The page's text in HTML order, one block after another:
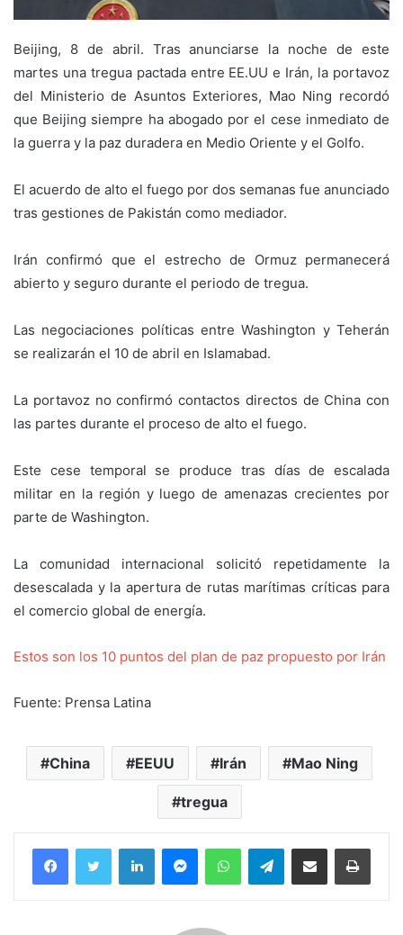
Beijing, 8 de abril. Tras anunciarse la noche de este
martes una tregua pactada entre EE.UU e Irán, la portavoz
del Ministerio de Asuntos Exteriores, Mao Ning recordó
que Beijing siempre ha abogado por el cese inmediato de
la guerra y la paz duradera en Medio Oriente y el Golfo.
‎El acuerdo de alto el fuego por dos semanas fue anunciado
tras gestiones de Pakistán como mediador.
‎Irán confirmó que el estrecho de Ormuz permanecerá
abierto y seguro durante el periodo de tregua.
‎Las negociaciones políticas entre Washington y Teherán
se realizarán el 10 de abril en Islamabad.
‎La portavoz no confirmó contactos directos de China con
las partes durante el proceso de alto el fuego.
‎Este cese temporal se produce tras días de escalada
militar en la región y luego de amenazas crecientes por
parte de Washington.
‎La comunidad internacional solicitó repetidamente la
desescalada y la apertura de rutas marítimas críticas para
el comercio global de energía.
Estos son los 10 puntos del plan de paz propuesto por Irán
Fuente: Prensa Latina
China EEUU Irán Mao Ning
tregua
FacebookTwitter LinkedInMessengerWhatsAppTelegramCompartir por correo electrónico